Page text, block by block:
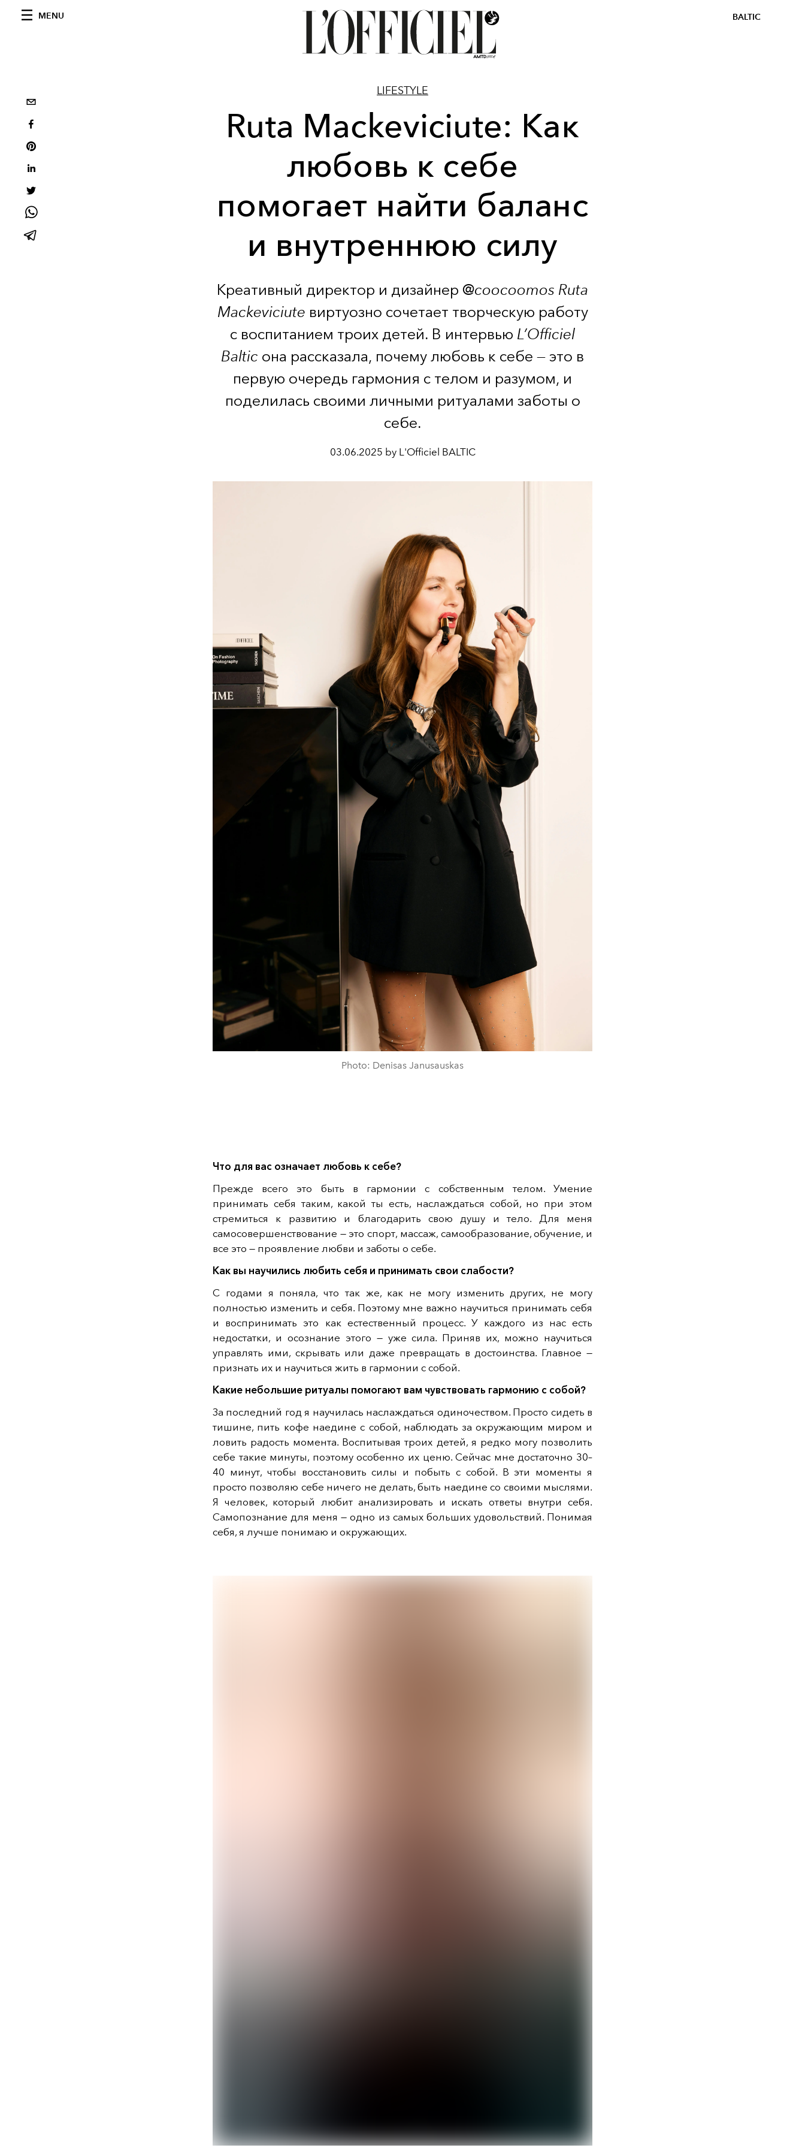
MENU BALTIC
LIFESTYLE
Ruta Mackeviciute: Как
любовь к себе
помогает найти баланс
и внутреннюю силу
Креативный директор и дизайнер @coocoomos Ruta
Mackeviciute виртуозно сочетает творческую работу
с воспитанием троих детей. В интервью L’Officiel
Baltic она рассказала, почему любовь к себе — это в
первую очередь гармония с телом и разумом, и
поделилась своими личными ритуалами заботы о
себе.
03.06.2025 by L'Officiel BALTIC
Photo: Denisas Janusauskas
Что для вас означает любовь к себе?
Прежде всего это быть в гармонии с собственным телом. Умение
принимать себя таким, какой ты есть, наслаждаться собой, но при этом
стремиться к развитию и благодарить свою душу и тело. Для меня
самосовершенствование — это спорт, массаж, самообразование, обучение, и
все это — проявление любви и заботы о себе.
Как вы научились любить себя и принимать свои слабости?
С годами я поняла, что так же, как не могу изменить других, не могу
полностью изменить и себя. Поэтому мне важно научиться принимать себя
и воспринимать это как естественный процесс. У каждого из нас есть
недостатки, и осознание этого — уже сила. Приняв их, можно научиться
управлять ими, скрывать или даже превращать в достоинства. Главное —
признать их и научиться жить в гармонии с собой.
Какие небольшие ритуалы помогают вам чувствовать гармонию с собой?
За последний год я научилась наслаждаться одиночеством. Просто сидеть в
тишине, пить кофе наедине с собой, наблюдать за окружающим миром и
ловить радость момента. Воспитывая троих детей, я редко могу позволить
себе такие минуты, поэтому особенно их ценю. Сейчас мне достаточно 30–
40 минут, чтобы восстановить силы и побыть с собой. В эти моменты я
просто позволяю себе ничего не делать, быть наедине со своими мыслями.
Я человек, который любит анализировать и искать ответы внутри себя.
Самопознание для меня — одно из самых больших удовольствий. Понимая
себя, я лучше понимаю и окружающих.